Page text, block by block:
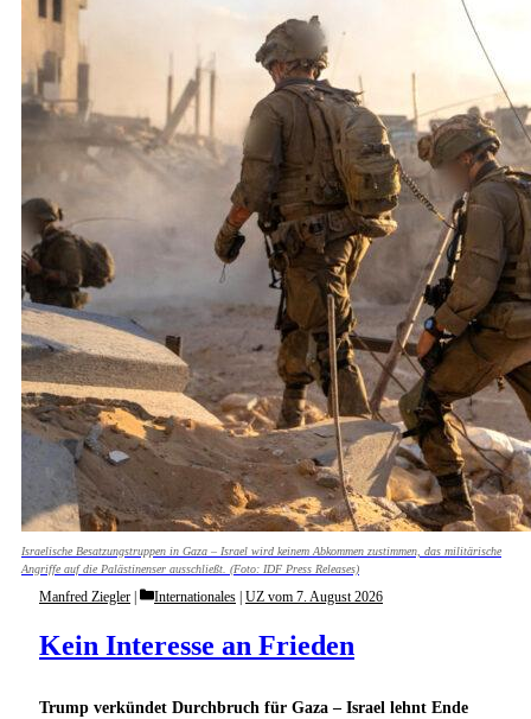
Israelische Besatzungstruppen in Gaza – Israel wird keinem Abkommen zustimmen, das militärische
Angriffe auf die Palästinenser ausschließt. (Foto: IDF Press Releases)
Trump verkündet Durchbruch für Gaza – Israel lehnt Ende
Kein Inte­resse an Frieden
Manfred Ziegler Categories
Internationales UZ vom 7. August 2026